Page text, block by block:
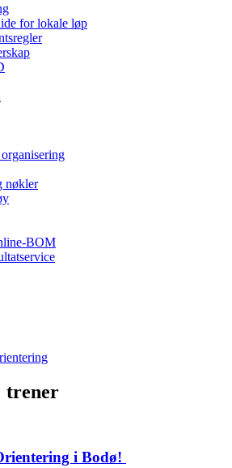
for lokale løp
nøkler
BOM
trener
i Bodø!